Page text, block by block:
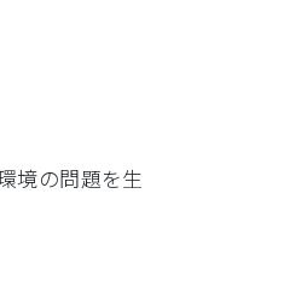
境の問題を生